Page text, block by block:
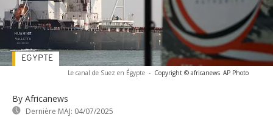
Le canal de Suez en Égypte - Copyright © africanews AP Photo
By Africanews
Dernière MAJ: 04/07/2025
EGYPTE